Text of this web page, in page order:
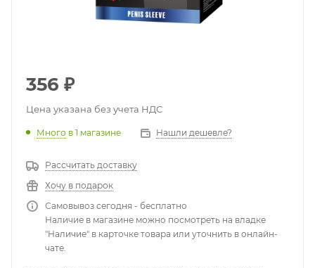
356 ₽
Цена указана без учета НДС
Много в 1 магазине Нашли дешевле?
Рассчитать доставку
Хочу в подарок
Самовывоз сегодня - бесплатно
Наличие в магазине можно посмотреть на владке
"Наличие" в карточке товара или уточнить в онлайн-
чате.